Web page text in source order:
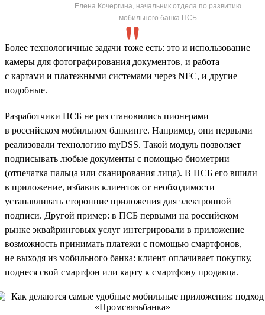
Елена Кочергина, начальник отдела по развитию
мобильного банка ПСБ
Более технологичные задачи тоже есть: это и использование
камеры для фотографирования документов, и работа
с картами и платежными системами через NFC, и другие
подобные.
Разработчики ПСБ не раз становились пионерами
в российском мобильном банкинге. Например, они первыми
реализовали технологию myDSS. Такой модуль позволяет
подписывать любые документы с помощью биометрии
(отпечатка пальца или сканирования лица). В ПСБ его вшили
в приложение, избавив клиентов от необходимости
устанавливать сторонние приложения для электронной
подписи. Другой пример: в ПСБ первыми на российском
рынке эквайринговых услуг интегрировали в приложение
возможность принимать платежи с помощью смартфонов,
не выходя из мобильного банка: клиент оплачивает покупку,
поднеся свой смартфон или карту к смартфону продавца.